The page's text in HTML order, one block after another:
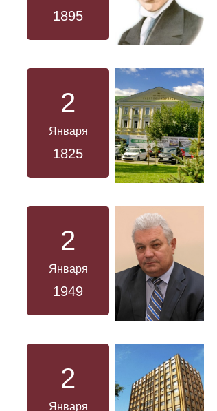
1895
2
Января
1825
2
Января
1949
2
Января